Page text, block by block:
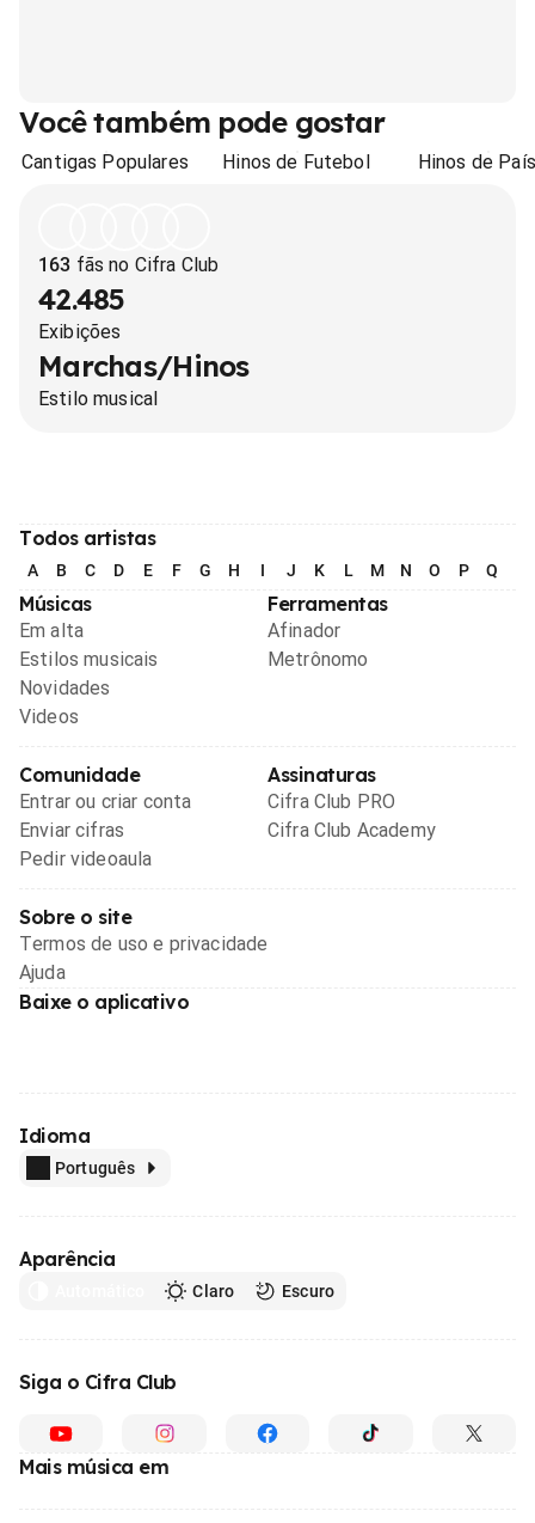
Você também pode gostar
Cantigas Populares Hinos de Futebol Hinos de
163 fãs no Cifra Club
42.485
Exibições
Marchas/Hinos
Estilo musical
Todos artistas
A B C D E F G H I J K L M N O P Q
Músicas
Em alta
Estilos musicais
Novidades
Videos
Ferramentas
Afinador
Metrônomo
Comunidade
Entrar ou criar conta
Enviar cifras
Pedir videoaula
Assinaturas
Cifra Club PRO
Cifra Club Academy
Sobre o site
Termos de uso e privacidade
Ajuda
Baixe o aplicativo
Idioma
Português
Aparência
Claro Escuro
Siga o Cifra Club
Mais música em